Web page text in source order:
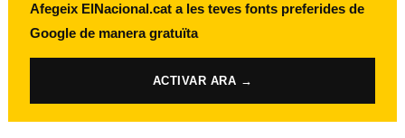
Afegeix ElNacional.cat a les teves fonts preferides de
Google de manera gratuïta
ACTIVAR ARA →